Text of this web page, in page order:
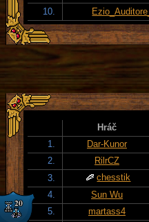
10.
Ezio_Auditore_
Hráč
1.
Dar-Kunor
2.
RilrCZ
3.
chesstik
4.
Sun Wu
5.
martass4